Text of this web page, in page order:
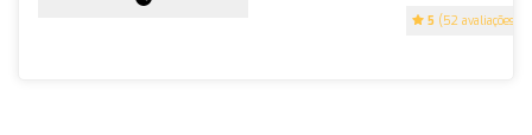
5 (52 avaliações)